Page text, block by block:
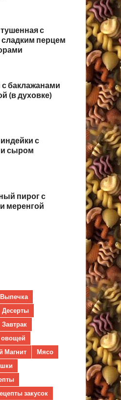
с
сладким перцем
баклажанами
(в духовке)
с
и сыром
пирог с
меренгой
Выпечка
Десерты
Завтрак
овощей
Магнит
Мясо
закусок